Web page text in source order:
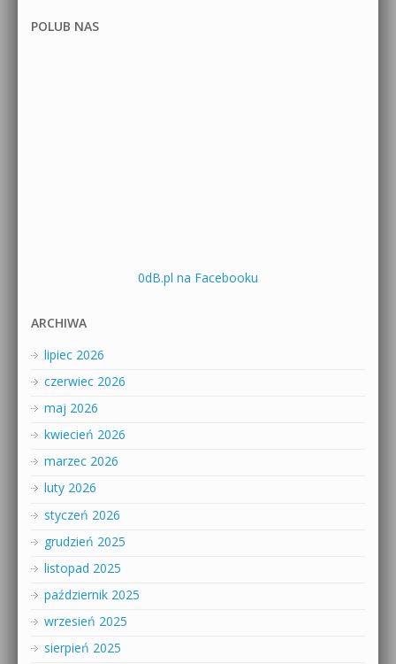
POLUB NAS
0dB.pl na Facebooku
ARCHIWA
lipiec 2026
czerwiec 2026
maj 2026
kwiecień 2026
marzec 2026
luty 2026
styczeń 2026
grudzień 2025
listopad 2025
październik 2025
wrzesień 2025
sierpień 2025